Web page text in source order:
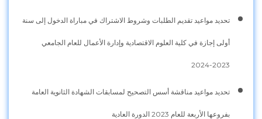
تحديد مواعيد تقديم الطلبات وشروط الاشتراك في مباراة الدخول إلى سنة
أولى إجازة في كلية العلوم الاقتصادية وإدارة الأعمال للعام الجامعي
2023-2024
تحديد مواعيد مناقشة أسس التصحيح لمسابقات الشهادة الثانوية العامة
بفروعها الأربعة للعام 2023 الدورة العادية